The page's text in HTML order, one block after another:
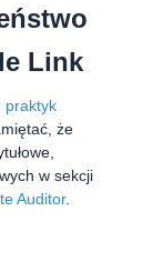
Link
praktyk
że
w sekcji
Auditor.